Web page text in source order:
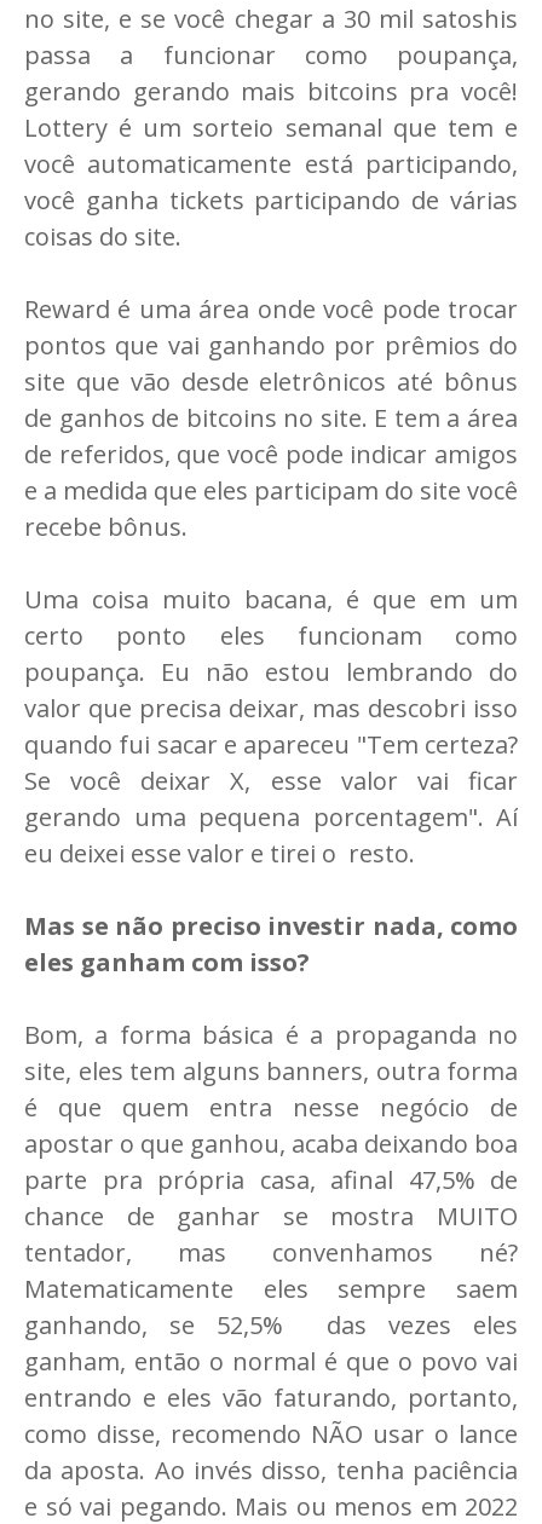
no site, e se você chegar a 30 mil satoshis
passa a funcionar como poupança,
gerando gerando mais bitcoins pra você!
Lottery é um sorteio semanal que tem e
você automaticamente está participando,
você ganha tickets participando de várias
coisas do site.
Reward é uma área onde você pode trocar
pontos que vai ganhando por prêmios do
site que vão desde eletrônicos até bônus
de ganhos de bitcoins no site. E tem a área
de referidos, que você pode indicar amigos
e a medida que eles participam do site você
recebe bônus.
Uma coisa muito bacana, é que em um
certo ponto eles funcionam como
poupança. Eu não estou lembrando do
valor que precisa deixar, mas descobri isso
quando fui sacar e apareceu "Tem certeza?
Se você deixar X, esse valor vai ficar
gerando uma pequena porcentagem". Aí
eu deixei esse valor e tirei o resto.
Mas se não preciso investir nada, como
eles ganham com isso?
Bom, a forma básica é a propaganda no
site, eles tem alguns banners, outra forma
é que quem entra nesse negócio de
apostar o que ganhou, acaba deixando boa
parte pra própria casa, afinal 47,5% de
chance de ganhar se mostra MUITO
tentador, mas convenhamos né?
Matematicamente eles sempre saem
ganhando, se 52,5% das vezes eles
ganham, então o normal é que o povo vai
entrando e eles vão faturando, portanto,
como disse, recomendo NÃO usar o lance
da aposta. Ao invés disso, tenha paciência
e só vai pegando. Mais ou menos em 2022